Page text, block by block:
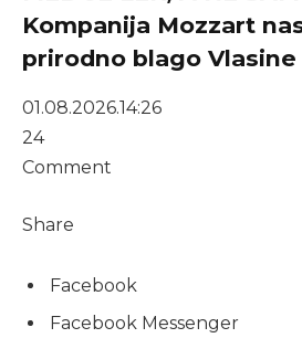
Kompanija Mozzart
prirodno blago Vlasine
01.08.2026.14:26
24
Comment
Share
Facebook
Facebook Messenger